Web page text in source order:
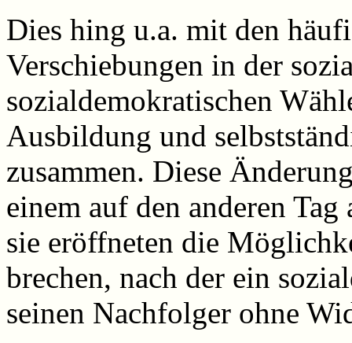
Dies hing u.a. mit den
Verschiebungen in der
sozialdemokratischen
Ausbildung und
zusammen. Diese
einem auf den anderen
sie eröffneten die
brechen, nach der ein
seinen Nachfolger ohne